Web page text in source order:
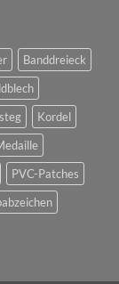
Banddreieck
Kordel
PVC-Patches